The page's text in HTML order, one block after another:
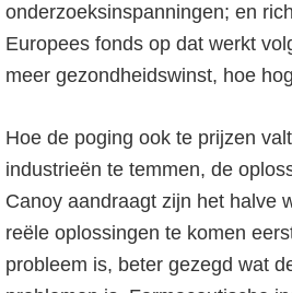
d
n
v
g
a
onderzoeksinspanningen; en
Europees fonds op dat werkt
meer gezondheidswinst, hoe
Hoe de poging ook te prijzen
industrieën te temmen, de
Canoy aandraagt zijn het halve
reële oplossingen te komen
probleem is, beter gezegd wat